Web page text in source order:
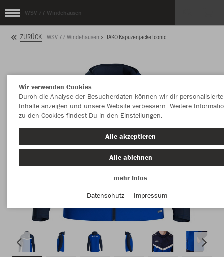
WSV 77 Windehausen
ZURÜCK WSV 77 Windehausen JAKO Kapuzenjacke Iconic
Wir verwenden Cookies
Durch die Analyse der Besucherdaten können wir dir personalisierte
Inhalte anzeigen und unsere Website verbessern. Weitere
zu den Cookies findest Du in den Einstellungen.
Alle akzeptieren
Alle ablehnen
mehr Infos
Datenschutz
Impressum